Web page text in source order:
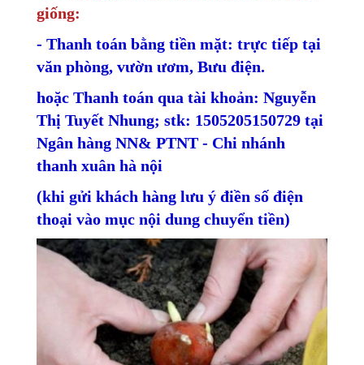
giống:
- Thanh toán bằng tiền mặt: trực tiếp tại
văn phòng, vườn ươm, Bưu điện.
hoặc Thanh toán qua tài khoản: Nguyễn
Thị Tuyết Nhung; stk: 1505205150729 tại
Ngân hàng NN& PTNT - Chi nhánh
thanh xuân hà nội
(khi gửi khách hàng lưu ý điền số điện
thoại vào mục nội dung chuyển tiền)